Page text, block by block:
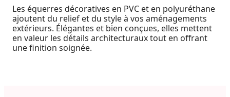
Les équerres décoratives en PVC et en polyuréthane
ajoutent du relief et du style à vos aménagements
extérieurs. Élégantes et bien conçues, elles mettent
en valeur les détails architecturaux tout en offrant
une finition soignée.